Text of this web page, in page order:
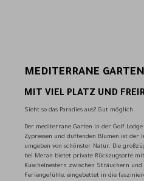
MEDITERRANE
MIT VIEL PLATZ UND
Sieht so das Paradies aus? Gut möglich.
Der mediterrane Garten in der Golf
Zypressen und duftenden Blumen ist
umgeben von schönster Natur. Die
bei Meran bietet private Rückzugsorte
Kuschelnestern zwischen Sträuchern
Feriengefühle, eingebettet in die